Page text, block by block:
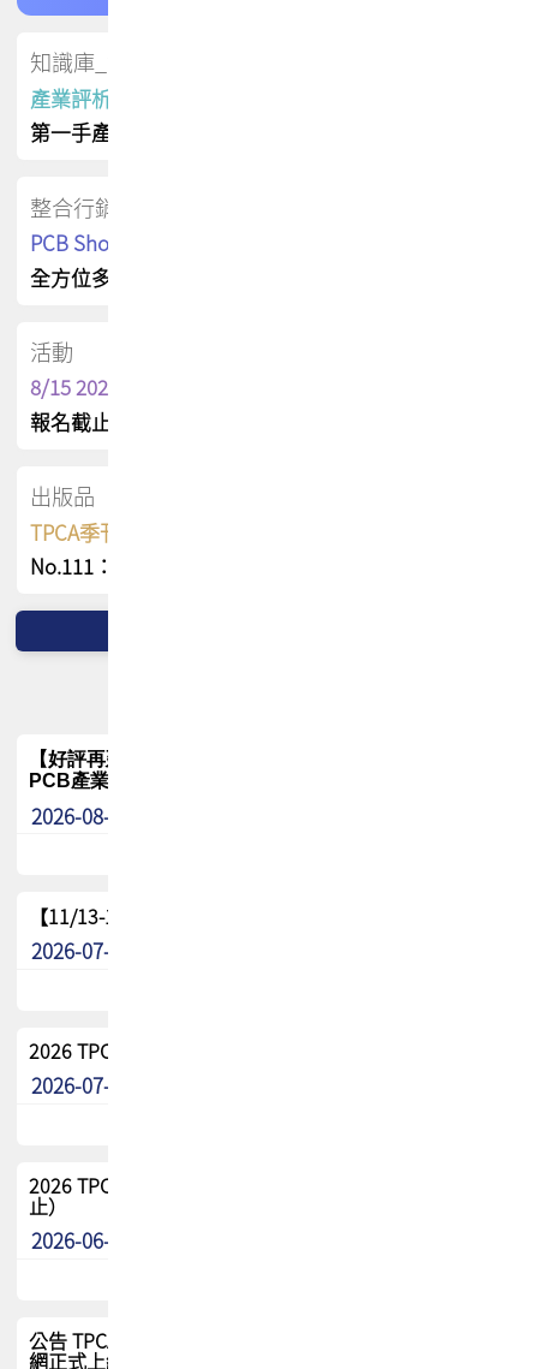
知識庫_會員專屬
產業評析報告
第一手產業資訊
整合行銷
PCB Shop 採購指南
全方位多元曝光方案
活動
8/15 2026 TPCA健康盃保齡球聯誼賽
報名截止日 : 8/3 活動日期 : 8/15
出版品
TPCA季刊 FREE 線上版
No.111：PCB全球風險布局與韌性
【好評再延長】PCB GPT 全面開放體驗延長到8月!!
PCB產業專屬 AI 知識平台
2026-08-04
【11/13-15】2026 TPCA 百岳登頂_南橫三星
2026-07-22
2026 TPCA中南區會員問卷暨7/31交流餐敘報名
2026-07-08
2026 TPCA健康盃保齡球聯誼賽 熱烈報名中（8/3報名截
止）
2026-06-29
公告 TPCA 台灣電路板協會官網將迎來新面貌，7/1 新官
網正式上線！